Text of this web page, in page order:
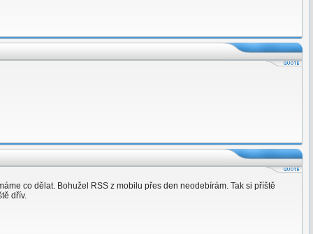
co dělat. Bohužel RSS z mobilu přes den neodebírám. Tak si příště
dřív.